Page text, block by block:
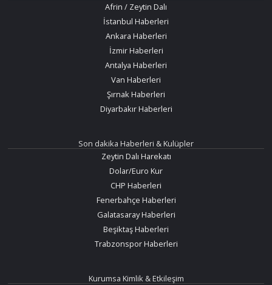
Afrin / Zeytin Dalı
İstanbul Haberleri
Ankara Haberleri
İzmir Haberleri
Antalya Haberleri
Van Haberleri
Şırnak Haberleri
Diyarbakır Haberleri
Son dakika Haberleri & Kulüpler
Zeytin Dalı Harekatı
Dolar/Euro Kur
CHP Haberleri
Fenerbahçe Haberleri
Galatasaray Haberleri
Beşiktaş Haberleri
Trabzonspor Haberleri
Kurumsa Kimlik & Etkileşim